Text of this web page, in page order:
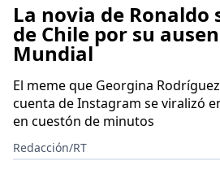
La novia de Ronaldo
de Chile por su
Mundial
El meme que Georgina
cuenta de Instagram se viralizó
en cuestón de minutos
Redacción/RT